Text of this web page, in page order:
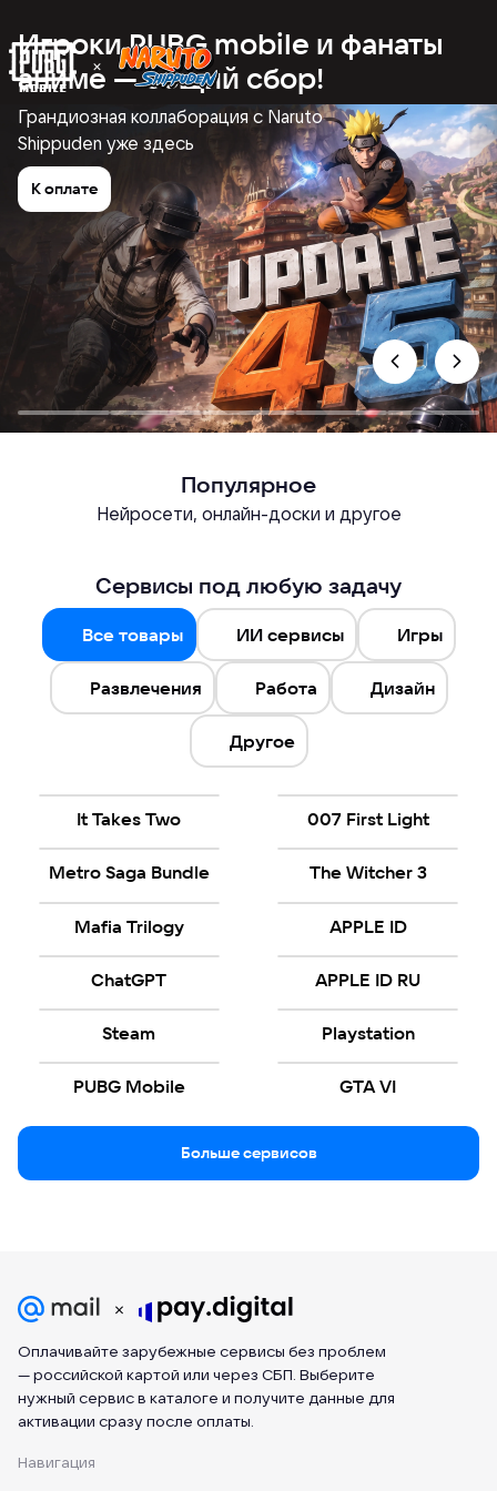
Игроки PUBG mobile и фанаты
аниме — общий сбор!
Грандиозная коллаборация с Naruto
Shippuden уже здесь
К оплате
Популярное
Нейросети, онлайн-доски и другое
Сервисы под любую задачу
Все товары ИИ сервисы Игры
Развлечения Работа Дизайн
Другое
It Takes Two 007 First Light
Metro Saga Bundle The Witcher 3
Mafia Trilogy APPLE ID
ChatGPT APPLE ID RU
Steam Playstation
PUBG Mobile GTA VI
Больше сервисов
Оплачивайте зарубежные сервисы без проблем
— российской картой или через СБП. Выберите
нужный сервис в каталоге и получите данные для
активации сразу после оплаты.
Навигация